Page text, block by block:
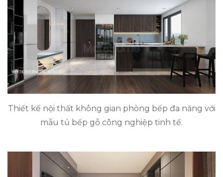
Thiết kế nội thất không gian phòng bếp đa năng với
mẫu tủ bếp gỗ công nghiệp tinh tế.